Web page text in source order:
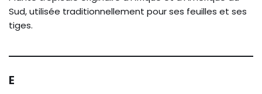
Sud, utilisée traditionnellement pour ses feuilles et ses
tiges.
E